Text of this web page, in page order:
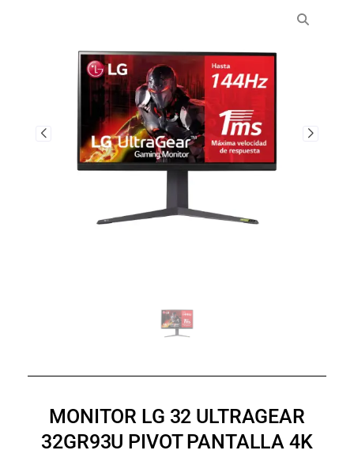
MONITOR LG 32 ULTRAGEAR
32GR93U PIVOT PANTALLA 4K